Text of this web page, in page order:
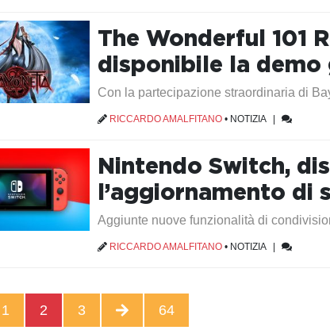
The Wonderful 101
disponibile la demo
Con la partecipazione straordinaria di
RICCARDO AMALFITANO• NOTIZIA|
Nintendo Switch,
l’aggiornamento di
Aggiunte nuove funzionalità di
RICCARDO AMALFITANO• NOTIZIA|
1 2 3 64